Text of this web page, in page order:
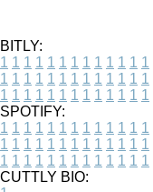
BITLY:
1 1 1 1 1 1 1 1 1 1 1 1 1
1 1 1 1 1 1 1 1 1 1 1 1 1
1 1 1 1 1 1 1 1 1 1 1 1 1
SPOTIFY:
1 1 1 1 1 1 1 1 1 1 1 1 1
1 1 1 1 1 1 1 1 1 1 1 1 1
1 1 1 1 1 1 1 1 1 1 1 1 1
CUTTLY BIO: